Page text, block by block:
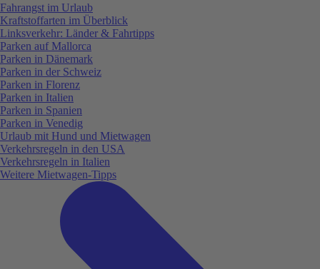
Fahrangst im Urlaub
Kraftstoffarten im Überblick
Linksverkehr: Länder & Fahrtipps
Parken auf Mallorca
Parken in Dänemark
Parken in der Schweiz
Parken in Florenz
Parken in Italien
Parken in Spanien
Parken in Venedig
Urlaub mit Hund und Mietwagen
Verkehrsregeln in den USA
Verkehrsregeln in Italien
Weitere Mietwagen-Tipps